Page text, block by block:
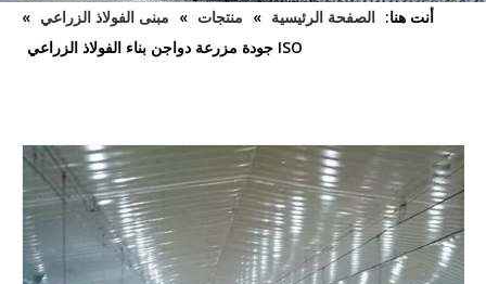
أنت هنا: الصفحة الرئيسية » منتجات » مبنى الفولاذ الزراعي »
ISO جودة مزرعة دواجن بناء الفولاذ الزراعي